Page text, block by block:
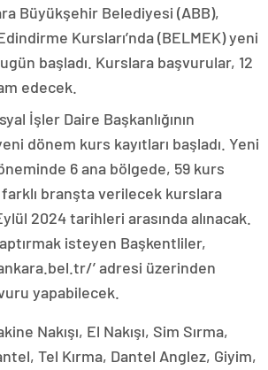
Büyükşehir Belediyesi (ABB),
Kursları’nda (BELMEK) yeni
başladı. Kurslara başvurular, 12
edecek.
İşler Daire Başkanlığının
dönem kurs kayıtları başladı. Yeni
6 ana bölgede, 59 kurs
farklı branşta verilecek kurslara
2024 tarihleri arasında alınacak.
isteyen Başkentliler,
’ adresi üzerinden
yapabilecek.
Nakışı, El Nakışı, Sim Sırma,
Tel Kırma, Dantel Anglez, Giyim,